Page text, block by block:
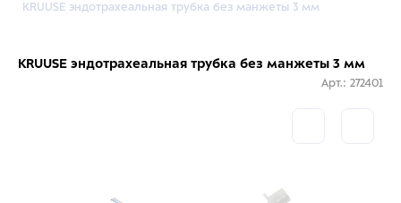
KRUUSE эндотрахеальная трубка без манжеты 3 мм
KRUUSE эндотрахеальная трубка без манжеты 3 мм
Арт.: 272401